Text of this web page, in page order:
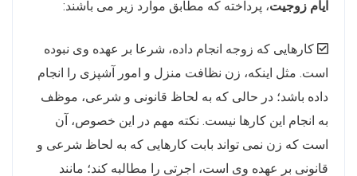
ایام زوجیت، پرداخته که مطابق موارد زیر می باشند:
کارهایی که زوجه انجام داده، شرعا بر عهده وی نبوده
است. مثل اینکه، زن نظافت منزل و امور آشپزی را انجام
داده باشد؛ در حالی که به لحاظ قانونی و شرعی، موظف
به انجام این کارها نیست. نکته مهم در این خصوص، آن
است که زن نمی تواند بابت کارهایی که به لحاظ شرعی و
قانونی بر عهده وی است، اجرتی را مطالبه کند؛ مانند